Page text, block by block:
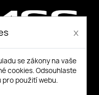
x
se zákony na vaše
cookies. Odsouhlaste
pro použití webu.